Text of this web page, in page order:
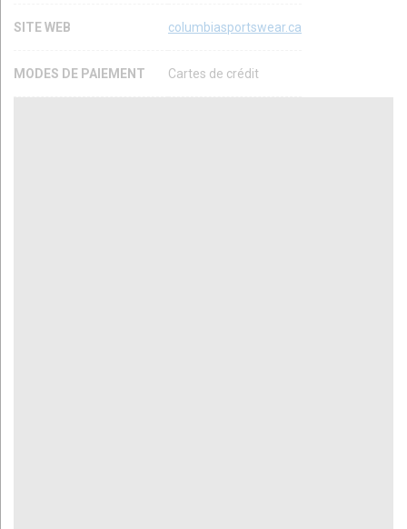
SITE WEB columbiasportswear.ca
MODES DE PAIEMENT Cartes de crédit